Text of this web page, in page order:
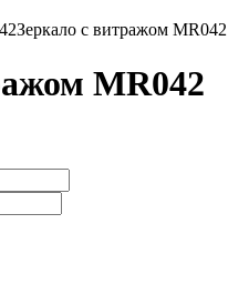
Зеркало с витражом MR042
MR042